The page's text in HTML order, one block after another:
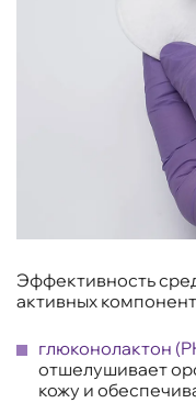
Эффективность
активных
глюконолактон
отшелушивает
кожу и